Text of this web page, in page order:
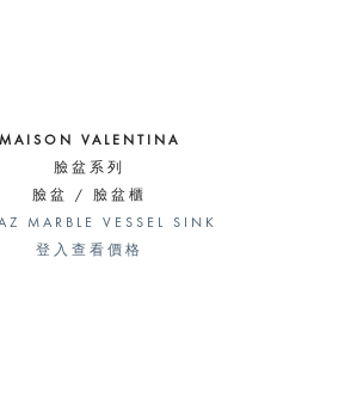
MAISON VALENTINA
臉盆系列
臉盆 / 臉盆櫃
MARBLE VESSEL SINK
登入查看價格